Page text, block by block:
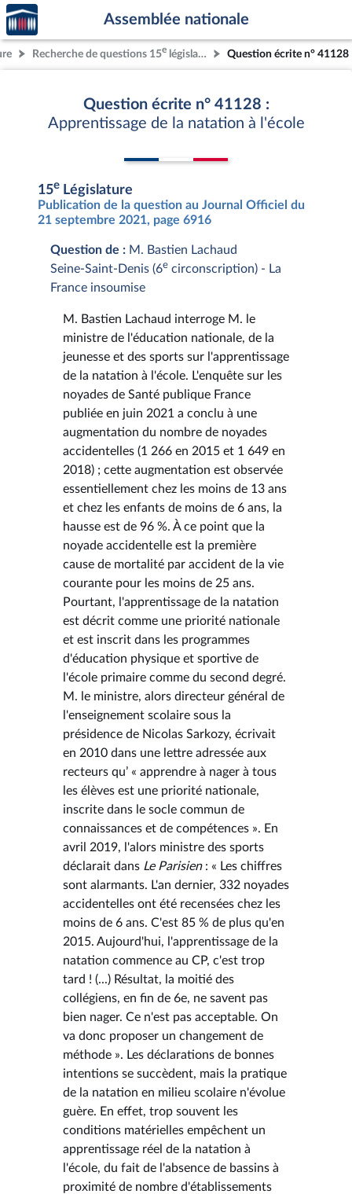
Aller au contenu
Aller en bas de la page
Accèder
à la
page
d'accueil
Assemblée nationale
Recherche de questions 15e législature Question écrite n° 41128
Question écrite n° 41128 :
Apprentissage de la natation à l'école
15e Législature
Publication de la question au Journal Officiel du
21 septembre 2021, page 6916
Question de : M. Bastien Lachaud
Seine-Saint-Denis (6e circonscription) - La
France insoumise
M. Bastien Lachaud interroge M. le
ministre de l'éducation nationale, de la
jeunesse et des sports sur l'apprentissage
de la natation à l'école. L'enquête sur les
noyades de Santé publique France
publiée en juin 2021 a conclu à une
augmentation du nombre de noyades
accidentelles (1 266 en 2015 et 1 649 en
2018) ; cette augmentation est observée
essentiellement chez les moins de 13 ans
et chez les enfants de moins de 6 ans, la
hausse est de 96 %. À ce point que la
noyade accidentelle est la première
cause de mortalité par accident de la vie
courante pour les moins de 25 ans.
Pourtant, l'apprentissage de la natation
est décrit comme une priorité nationale
et est inscrit dans les programmes
d'éducation physique et sportive de
l'école primaire comme du second degré.
M. le ministre, alors directeur général de
l'enseignement scolaire sous la
présidence de Nicolas Sarkozy, écrivait
en 2010 dans une lettre adressée aux
recteurs qu’ « apprendre à nager à tous
les élèves est une priorité nationale,
inscrite dans le socle commun de
connaissances et de compétences ». En
avril 2019, l'alors ministre des sports
déclarait dans Le Parisien: « Les chiffres
sont alarmants. L'an dernier, 332 noyades
accidentelles ont été recensées chez les
moins de 6 ans. C'est 85 % de plus qu'en
2015. Aujourd'hui, l'apprentissage de la
natation commence au CP, c'est trop
tard ! (...) Résultat, la moitié des
collégiens, en fin de 6e, ne savent pas
bien nager. Ce n'est pas acceptable. On
va donc proposer un changement de
méthode ». Les déclarations de bonnes
intentions se succèdent, mais la pratique
de la natation en milieu scolaire n'évolue
guère. En effet, trop souvent les
conditions matérielles empêchent un
apprentissage réel de la natation à
l'école, du fait de l'absence de bassins à
proximité de nombre d'établissements